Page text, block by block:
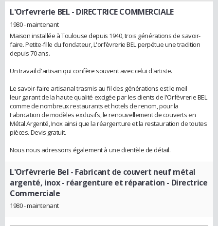
L'Orfevrerie BEL - DIRECTRICE COMMERCIALE
1980 - maintenant
Maison installée à Toulouse depuis 1940, trois générations de savoir-
faire. Petite-fille du fondateur, L'orfèvrerie BEL perpétue une tradition
depuis 70 ans.
Un travail d'artisan qui confère souvent avec celui d'artiste.
Le savoir-faire artisanal trasmis au fil des générations est le meil
leur garant de la haute qualité excigée par les clients de l'Orfèvrerie BEL
comme de nombreux restaurants et hotels de renom, pour la
Fabrication de modèles exclusifs, le renouvellement de couverts en
Métal Argenté, Inox ainsi que la réargenture et la restauration de toutes
pièces. Devis gratuit.
Nous nous adressons également à une clientèle de détail.
L'Orfèvrerie Bel - Fabricant de couvert neuf métal
argenté, inox - réargenture et réparation - Directrice
Commerciale
1980 - maintenant